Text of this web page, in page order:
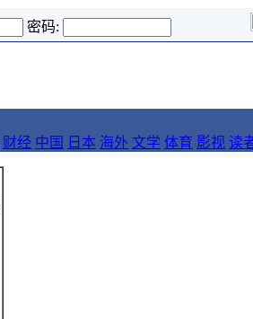
密码:
财经 中国 日本 海外 文学 体育 影视 读